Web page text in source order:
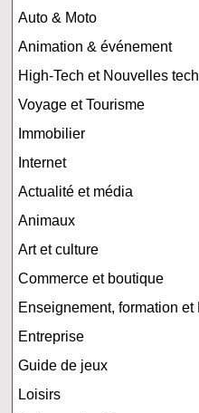
Auto & Moto
Animation & événement
High-Tech et Nouvelles
Voyage et Tourisme
Immobilier
Internet
Actualité et média
Animaux
Art et culture
Commerce et boutique
Enseignement, formation et
Entreprise
Guide de jeux
Loisirs